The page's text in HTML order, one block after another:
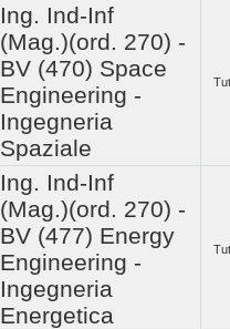
Ing. Ind-Inf
(Mag.)(ord. 270) -
BV (470) Space
Engineering -
Ingegneria
Spaziale
Ing. Ind-Inf
(Mag.)(ord. 270) -
BV (477) Energy
Engineering -
Ingegneria
Energetica